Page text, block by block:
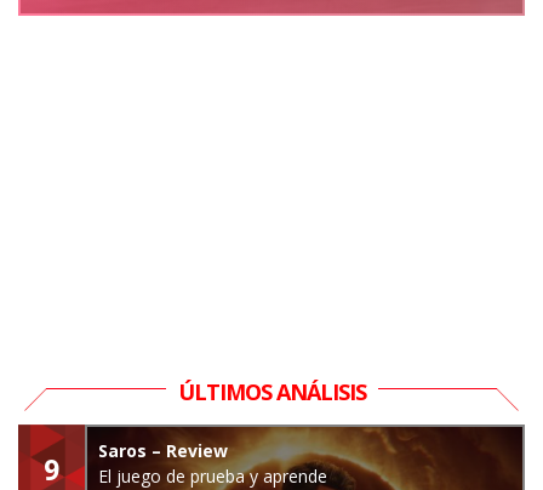
ÚLTIMOS ANÁLISIS
9
Saros – Review
El juego de prueba y aprende